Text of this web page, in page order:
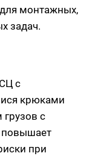
монтажных,
задач.
с
крюками
с
повышает
при